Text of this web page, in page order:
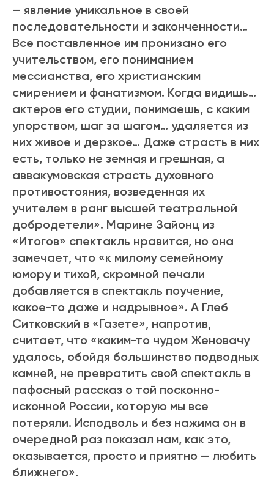
— явление уникальное в своей
последовательности и законченности…
Все поставленное им пронизано его
учительством, его пониманием
мессианства, его христианским
смирением и фанатизмом. Когда видишь…
актеров его студии, понимаешь, с каким
упорством, шаг за шагом… удаляется из
них живое и дерзкое… Даже страсть в них
есть, только не земная и грешная, а
аввакумовская страсть духовного
противостояния, возведенная их
учителем в ранг высшей театральной
добродетели». Марине Зайонц из
«Итогов» спектакль нравится, но она
замечает, что «к милому семейному
юмору и тихой, скромной печали
добавляется в спектакль поучение,
какое-то даже и надрывное». А Глеб
Ситковский в «Газете», напротив,
считает, что «каким-то чудом Женовачу
удалось, обойдя большинство подводных
камней, не превратить свой спектакль в
пафосный рассказ о той посконно-
исконной России, которую мы все
потеряли. Исподволь и без нажима он в
очередной раз показал нам, как это,
оказывается, просто и приятно — любить
ближнего».